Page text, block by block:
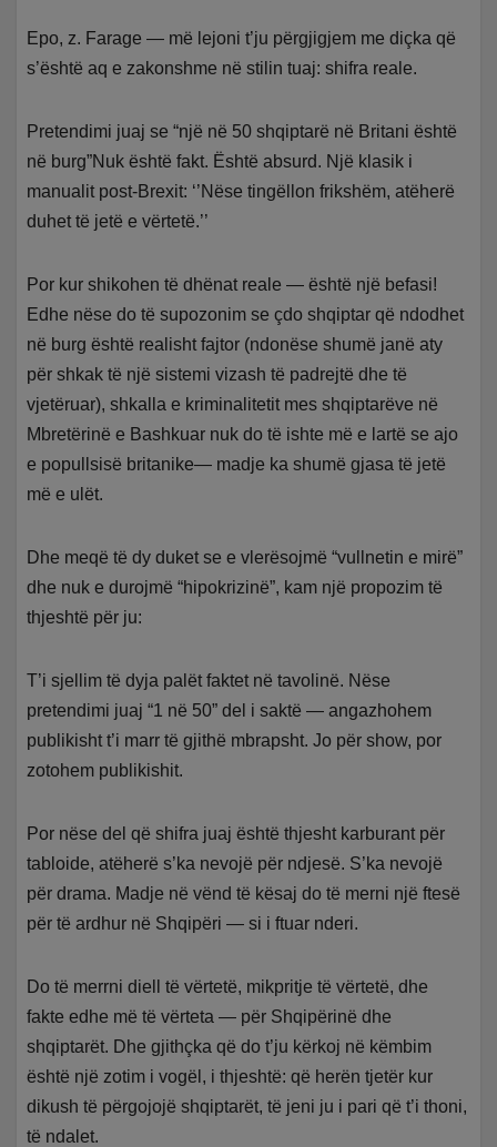
Epo, z. Farage — më lejoni t’ju përgjigjem me diçka që
s’është aq e zakonshme në stilin tuaj: shifra reale.
Pretendimi juaj se “një në 50 shqiptarë në Britani është
në burg”Nuk është fakt. Është absurd. Një klasik i
manualit post-Brexit: ‘’Nëse tingëllon frikshëm, atëherë
duhet të jetë e vërtetë.’’
Por kur shikohen të dhënat reale — është një befasi!
Edhe nëse do të supozonim se çdo shqiptar që ndodhet
në burg është realisht fajtor (ndonëse shumë janë aty
për shkak të një sistemi vizash të padrejtë dhe të
vjetëruar), shkalla e kriminalitetit mes shqiptarëve në
Mbretërinë e Bashkuar nuk do të ishte më e lartë se ajo
e popullsisë britanike— madje ka shumë gjasa të jetë
më e ulët.
Dhe meqë të dy duket se e vlerësojmë “vullnetin e mirë”
dhe nuk e durojmë “hipokrizinë”, kam një propozim të
thjeshtë për ju:
T’i sjellim të dyja palët faktet në tavolinë. Nëse
pretendimi juaj “1 në 50” del i saktë — angazhohem
publikisht t’i marr të gjithë mbrapsht. Jo për show, por
zotohem publikishit.
Por nëse del që shifra juaj është thjesht karburant për
tabloide, atëherë s’ka nevojë për ndjesë. S’ka nevojë
për drama. Madje në vënd të kësaj do të merni një ftesë
për të ardhur në Shqipëri — si i ftuar nderi.
Do të merrni diell të vërtetë, mikpritje të vërtetë, dhe
fakte edhe më të vërteta — për Shqipërinë dhe
shqiptarët. Dhe gjithçka që do t’ju kërkoj në këmbim
është një zotim i vogël, i thjeshtë: që herën tjetër kur
dikush të përgojojë shqiptarët, të jeni ju i pari që t’i thoni,
të ndalet.